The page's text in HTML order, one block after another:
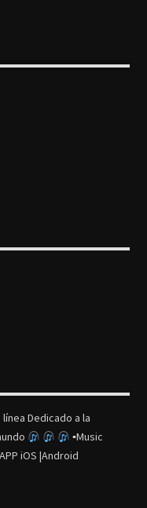
Dedicado a la
▪Music
iOS |Android